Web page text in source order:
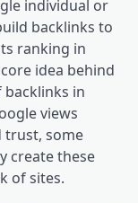
individual or
backlinks to
ranking in
idea behind
backlinks in
views
trust, some
create these
of sites.